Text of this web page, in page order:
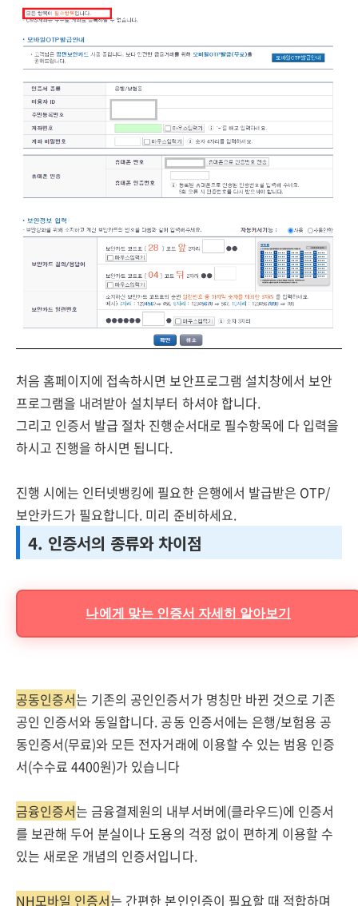
처음 홈페이지에 접속하시면 보안프로그램 설치창에서 보안
프로그램을 내려받아 설치부터 하셔야 합니다.
그리고 인증서 발급 절차 진행순서대로 필수항목에 다 입력을
하시고 진행을 하시면 됩니다.
진행 시에는 인터넷뱅킹에 필요한 은행에서 발급받은 OTP/
보안카드가 필요합니다. 미리 준비하세요.
4. 인증서의 종류와 차이점
나에게 맞는 인증서 자세히 알아보기
공동인증서는 기존의 공인인증서가 명칭만 바뀐 것으로 기존
공인 인증서와 동일합니다. 공동 인증서에는 은행/보험용 공
동인증서(무료)와 모든 전자거래에 이용할 수 있는 범용 인증
서(수수료 4400원)가 있습니다
금융인증서는 금융결제원의 내부서버에(클라우드)에 인증서
를 보관해 두어 분실이나 도용의 걱정 없이 편하게 이용할 수
있는 새로운 개념의 인증서입니다.
NH모바일 인증서는 간편한 본인인증이 필요할 때 적합하며